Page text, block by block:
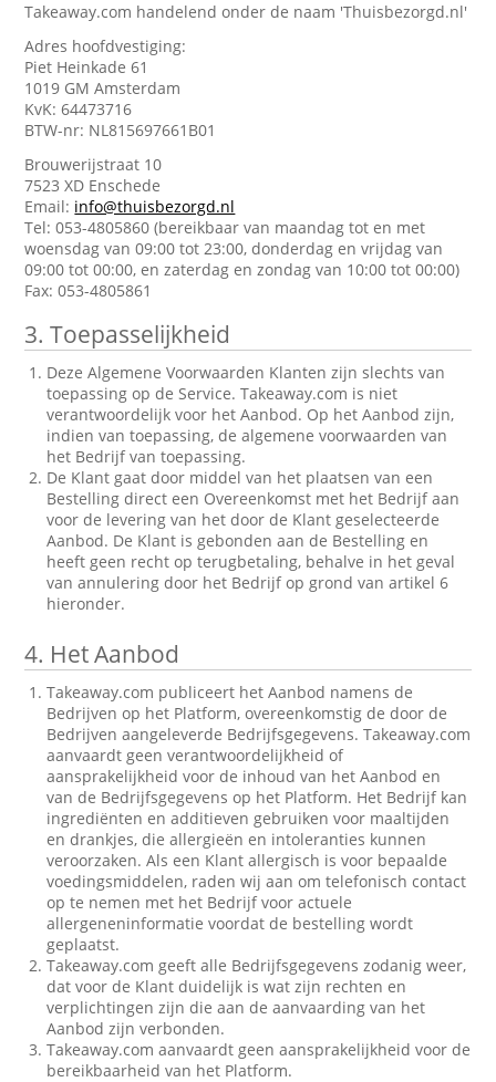
Takeaway.com handelend onder de naam 'Thuisbezorgd.nl'
Adres hoofdvestiging:
Piet Heinkade 61
1019 GM Amsterdam
KvK: 64473716
BTW-nr: NL815697661B01
Brouwerijstraat 10
7523 XD Enschede
Email: info@thuisbezorgd.nl
Tel: 053-4805860 (bereikbaar van maandag tot en met
woensdag van 09:00 tot 23:00, donderdag en vrijdag van
09:00 tot 00:00, en zaterdag en zondag van 10:00 tot 00:00)
Fax: 053-4805861
3. Toepasselijkheid
Deze Algemene Voorwaarden Klanten zijn slechts van
toepassing op de Service. Takeaway.com is niet
verantwoordelijk voor het Aanbod. Op het Aanbod zijn,
indien van toepassing, de algemene voorwaarden van
het Bedrijf van toepassing.
De Klant gaat door middel van het plaatsen van een
Bestelling direct een Overeenkomst met het Bedrijf aan
voor de levering van het door de Klant geselecteerde
Aanbod. De Klant is gebonden aan de Bestelling en
heeft geen recht op terugbetaling, behalve in het geval
van annulering door het Bedrijf op grond van artikel 6
hieronder.
4. Het Aanbod
Takeaway.com publiceert het Aanbod namens de
Bedrijven op het Platform, overeenkomstig de door de
Bedrijven aangeleverde Bedrijfsgegevens. Takeaway.com
aanvaardt geen verantwoordelijkheid of
aansprakelijkheid voor de inhoud van het Aanbod en
van de Bedrijfsgegevens op het Platform. Het Bedrijf kan
ingrediënten en additieven gebruiken voor maaltijden
en drankjes, die allergieën en intoleranties kunnen
veroorzaken. Als een Klant allergisch is voor bepaalde
voedingsmiddelen, raden wij aan om telefonisch contact
op te nemen met het Bedrijf voor actuele
allergeneninformatie voordat de bestelling wordt
geplaatst.
Takeaway.com geeft alle Bedrijfsgegevens zodanig weer,
dat voor de Klant duidelijk is wat zijn rechten en
verplichtingen zijn die aan de aanvaarding van het
Aanbod zijn verbonden.
Takeaway.com aanvaardt geen aansprakelijkheid voor de
bereikbaarheid van het Platform.